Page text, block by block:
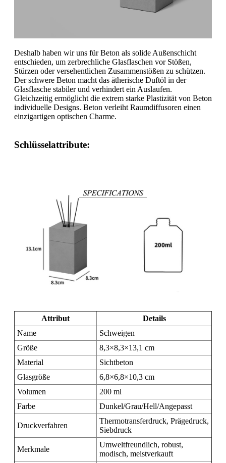
Deshalb haben wir uns für Beton als solide Außenschicht
entschieden, um zerbrechliche Glasflaschen vor Stößen,
Stürzen oder versehentlichen Zusammenstößen zu schützen.
Der schwere Beton macht das ätherische Duftöl in der
Glasflasche stabiler und verhindert ein Auslaufen.
Gleichzeitig ermöglicht die extrem starke Plastizität von Beton
individuelle Designs. Beton verleiht Raumdiffusoren einen
einzigartigen optischen Charme.
Schlüsselattribute:
Attribut
Details
Name
Schweigen
Größe
8,3×8,3×13,1 cm
Material
Sichtbeton
Glasgröße
6,8×6,8×10,3 cm
Volumen
200 ml
Farbe
Dunkel/Grau/Hell/Angepasst
Druckverfahren
Thermotransferdruck, Prägedruck,
Siebdruck
Merkmale
Umweltfreundlich, robust,
modisch, meistverkauft